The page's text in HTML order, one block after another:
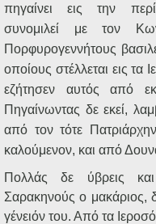
πηγαίνει εις την
συνομιλεί με τον
Πορφυρογεννήτους
οποίους στέλλεται εις τα
εζήτησεν αυτός από
Πηγαίνωντας δε εκεί,
από τον τότε
καλούμενον, και από
Πολλάς δε ύβρεις
Σαρακηνούς ο μακάριος,
γένειόν του. Από τα